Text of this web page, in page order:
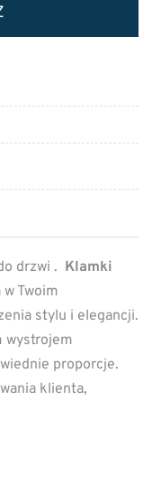
drzwi . Klamki
Twoim
stylu i elegancji.
wystrojem
proporcje.
klienta,